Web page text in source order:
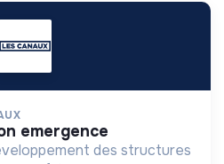
emergence
des structures